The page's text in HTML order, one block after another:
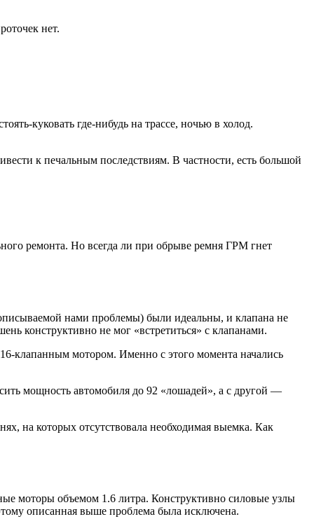
нет.
куковать где-нибудь на трассе, ночью в холод.
к печальным последствиям. В частности, есть большой
ремонта. Но всегда ли при обрыве ремня ГРМ гнет
нами проблемы) были идеальны, и клапана не
конструктивно не мог «встретиться» с клапанами.
клапанным мотором. Именно с этого момента начались
мощность автомобиля до 92 «лошадей», а с другой —
на которых отсутствовала необходимая выемка. Как
моторы объемом 1.6 литра. Конструктивно силовые узлы
описанная выше проблема была исключена.